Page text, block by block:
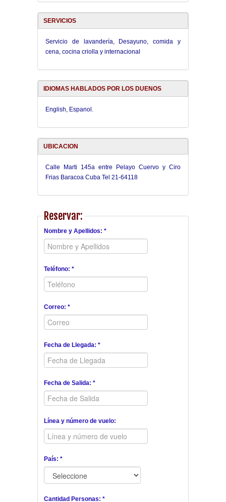
SERVICIOS
Servicio de lavandería, Desayuno, comida y
cena, cocina criolla y internacional
IDIOMAS HABLADOS POR LOS DUENOS
English, Espanol.
UBICACION
Calle Marti 145a entre Pelayo Cuervo y Ciro
Frias Baracoa Cuba Tel 21-64118
Reservar:
Nombre y Apellidos: *
Teléfono: *
Correo: *
Fecha de Llegada: *
Fecha de Salida: *
Línea y número de vuelo:
País: *
Cantidad Personas: *